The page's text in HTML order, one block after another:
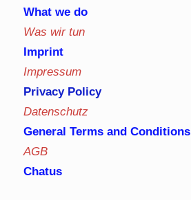
What we do
Was wir tun
Imprint
Impressum
Privacy Policy
Datenschutz
General Terms and Conditions
AGB
Chatus